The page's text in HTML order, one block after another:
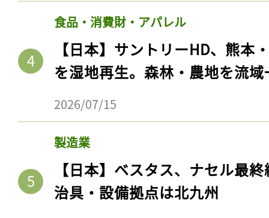
【イギリス】ジャガー・ラン
型コンセプトカー発表。GHG1
2026/07/12
食品・消費財・アパレル
【日本】サントリーHD、熊本
を湿地再生。森林・農地を流
2026/07/15